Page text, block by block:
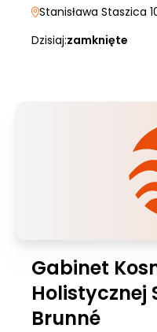
Stanisława Staszica
Dzisiaj:zamknięte
Gabinet
Holistycznej
Brunné